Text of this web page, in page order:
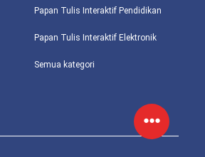
Papan Tulis Interaktif Pendidikan
Papan Tulis Interaktif Elektronik
Semua kategori